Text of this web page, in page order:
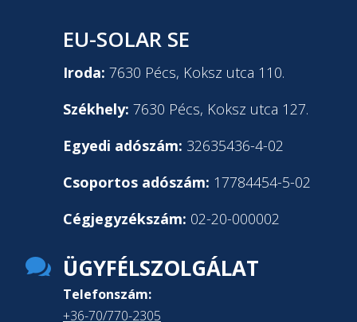
EU-SOLAR SE
Iroda: 7630 Pécs, Koksz utca 110.
Székhely: 7630 Pécs, Koksz utca 127.
Egyedi adószám: 32635436-4-02
Csoportos adószám: 17784454-5-02
Cégjegyzékszám: 02-20-000002
 ÜGYFÉLSZOLGÁLAT
Telefonszám:
+36-70/770-2305